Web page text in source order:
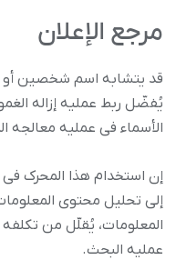
مرجع الإعلان
قد یتشابه اسم شخصین أو
یُفضّل ربط عملیه إزاله
الأسماء فی عملیه معالجه
إن استخدام هذا المحرک فی
إلى تحلیل محتوى
المعلومات، یُقلّل من تکلفه
عملیه البحث.